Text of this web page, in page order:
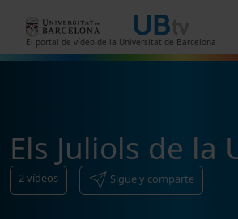
El portal de vídeo de la Universitat de Barcelona
Els Juliols de la
2vídeos Sigue y comparte